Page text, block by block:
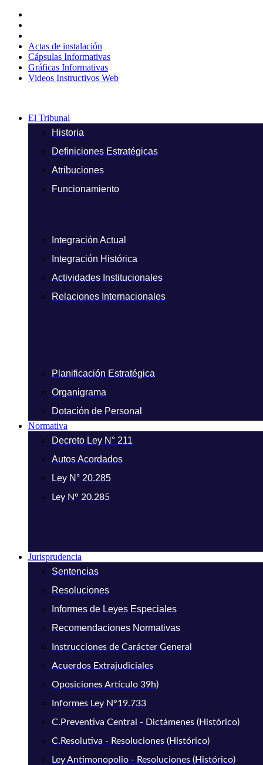
contenido
Actas de instalación
Cápsulas Informativas
Gráficas Informativas
Videos Instructivos Web
El Tribunal
Historia
Definiciones Estratégicas
Atribuciones
Funcionamiento
Integración Actual
Integración Histórica
Actividades Institucionales
Relaciones Internacionales
Planificación Estratégica
Organigrama
Dotación de Personal
Normativa
Decreto Ley N° 211
Autos Acordados
Ley N° 20.285
Ley N° 20.285
Jurisprudencia
Sentencias
Resoluciones
Informes de Leyes Especiales
Recomendaciones Normativas
Instrucciones de Carácter General
Acuerdos Extrajudiciales
Oposiciones Artículo 39h)
Informes Ley N°19.733
C.Preventiva Central - Dictámenes (Histórico)
C.Resolutiva - Resoluciones (Histórico)
Ley Antimonopolio - Resoluciones (Histórico)